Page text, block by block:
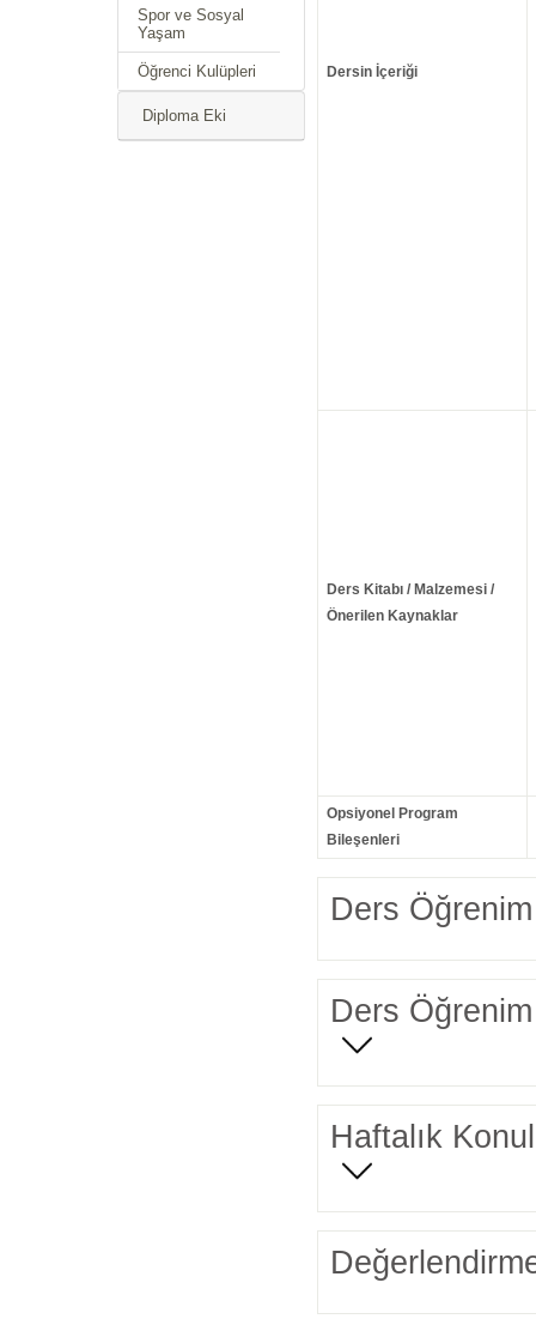
Spor ve Sosyal
Yaşam
Öğrenci Kulüpleri
Diploma Eki
Dersin İçeriği
Ders Kitabı / Malzemesi /
Önerilen Kaynaklar
Opsiyonel Program
Bileşenleri
Ders Öğrenim
Ders Öğrenim
Haftalık